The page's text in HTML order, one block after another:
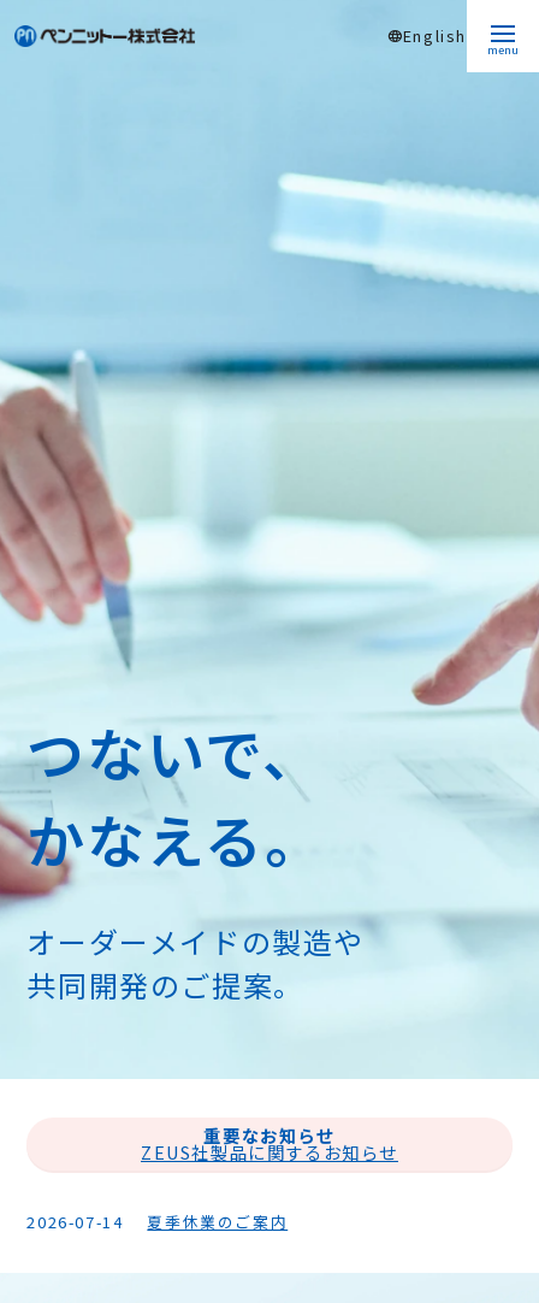
languageEnglish
menu
会社概要
SDGsへの取り組み
お知らせ
採用情報
カタログダウンロード
つないで、
かなえる。
オーダーメイドの製造や
共同開発のご提案。
重要なお知らせ
ZEUS社製品に関するお知らせ
2026-07-14 夏季休業のご案内